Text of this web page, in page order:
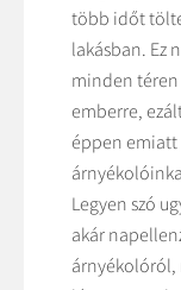
több időt
lakásban. Ez
minden téren
emberre,
éppen emiatt
Legyen szó
akár
árnyékolóról,